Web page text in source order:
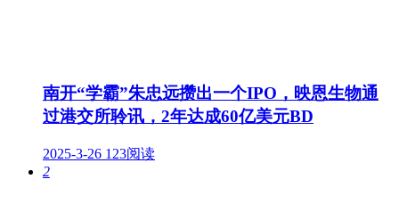
南开“学霸”朱忠远攒出一个IPO，映恩生物通
过港交所聆讯，2年达成60亿美元BD
2025-3-26 123阅读
2